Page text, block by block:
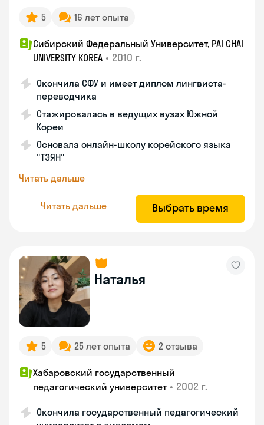
5 16 лет опыта
Сибирский Федеральный Университет, PAI CHAI
UNIVERSITY KOREA • 2010 г.
Окончила СФУ и имеет диплом лингвиста-
переводчика
Стажировалась в ведущих вузах Южной
Кореи
Основала онлайн-школу корейского языка
"ТЭЯН"
Читать дальше
Читать дальше Выбрать время
Наталья
5 25 лет опыта 2 отзыва
Хабаровский государственный
педагогический университет • 2002 г.
Окончила государственный педагогический